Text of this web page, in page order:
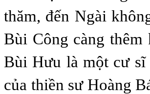
thăm, đến Ngài
Bùi Công càng
Bùi Hưu là một cư sĩ
của thiền sư Hoàng